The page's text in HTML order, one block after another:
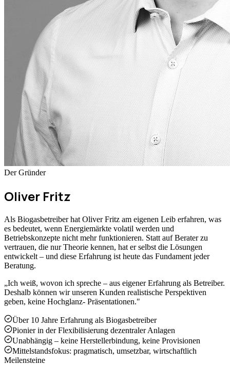
Der Gründer
Oliver Fritz
Als Biogasbetreiber hat Oliver Fritz am eigenen Leib erfahren, was
es bedeutet, wenn Energiemärkte volatil werden und
Betriebskonzepte nicht mehr funktionieren. Statt auf Berater zu
vertrauen, die nur Theorie kennen, hat er selbst die Lösungen
entwickelt – und diese Erfahrung ist heute das Fundament jeder
Beratung.
„Ich weiß, wovon ich spreche – aus eigener Erfahrung als Betreiber.
Deshalb können wir unseren Kunden realistische Perspektiven
geben, keine Hochglanz- Präsentationen."
Über 10 Jahre Erfahrung als Biogasbetreiber
Pionier in der Flexibilisierung dezentraler Anlagen
Unabhängig – keine Herstellerbindung, keine Provisionen
Mittelstandsfokus: pragmatisch, umsetzbar, wirtschaftlich
Meilensteine